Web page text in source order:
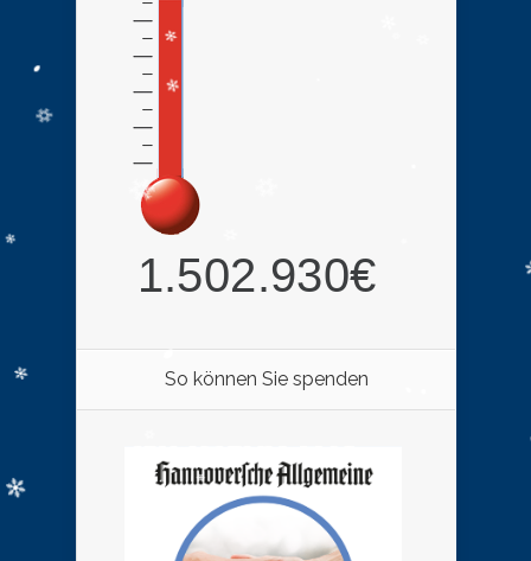
So können Sie spenden